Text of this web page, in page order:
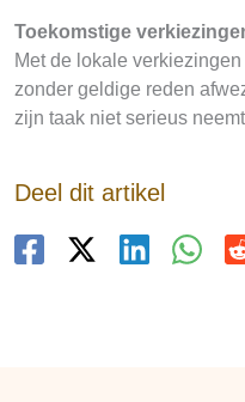
Toekomstige
Met de lokale
zonder geldige reden
zijn taak niet serieus
Deel dit artikel